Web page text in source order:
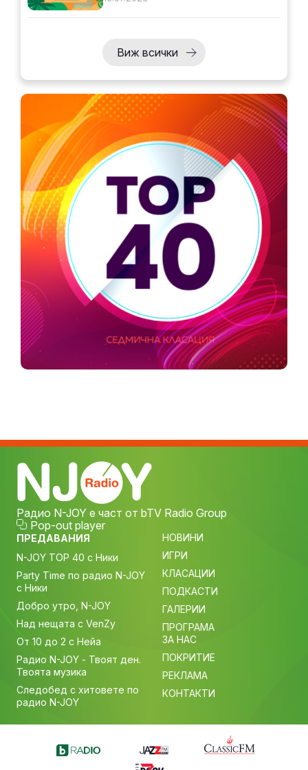
Виж всички
Радио N-JOY е част от bTV Radio Group
Pop-out player
ПРЕДАВАНИЯ
N-JOY TOP 40 с Ники
Party Time по радио N-JOY
с Ники
Добро утро, N-JOY
Над нещата с VenZy
От 10 до 2 с Нейа
Радио N-JOY - Твоят ден.
Твоята музика
Следобед с хитовете по
радио N-JOY
НОВИНИ
ИГРИ
КЛАСАЦИИ
ПОДКАСТИ
ГАЛЕРИИ
ПРОГРАМА
ЗА НАС
ПОКРИТИЕ
РЕКЛАМА
КОНТАКТИ